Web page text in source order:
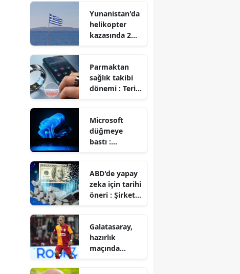
güvenli
sanılan
cüzdanı
Yunanistan'da
helikopter
kazasında 2
Parmaktan
sağlık takibi
dönemi : Teri
geliştirildi
Microsoft
düğmeye
bastı :
'RAM'
müjdesi!
ABD'de yapay
zeka için tarihi
öneri : Şirket
mi geçecek?
Galatasaray,
hazırlık
maçında